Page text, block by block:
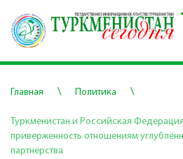
Главная \ Политика \
Туркменистан и Российская
приверженность отношениям
партнёрства